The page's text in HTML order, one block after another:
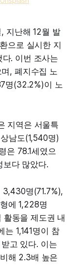
지난해 12월 발
으로 실시한 지
. 이번 조사는
, 폐지수집 노
명(32.2%)이 노
지역은 서울특
남도(1,540명)
은 78.1세였으
보다 많았다.
3,430명(71.7%),
에 1,228명
동을 제도권 내
는 1,141명이 참
고 있다. 이는
해 2.3배 높은